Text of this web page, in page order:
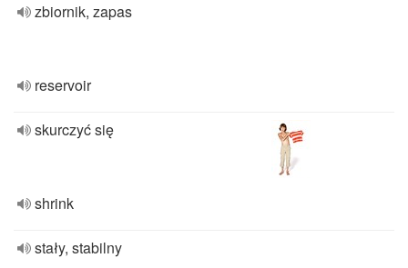
zbiornik, zapas
reservoir
skurczyć się
shrink
stały, stabilny